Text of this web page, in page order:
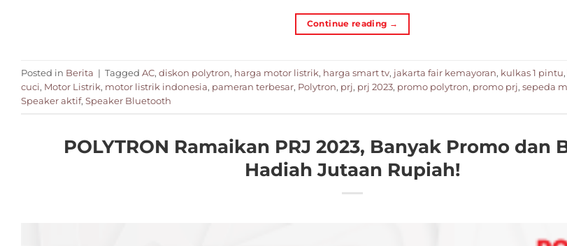
Continue reading →
Posted in Berita | Tagged AC, diskon polytron, harga motor listrik, harga smart tv, jakarta fair kemayoran, kulkas 1 pintu,
cuci, Motor Listrik, motor listrik indonesia, pameran terbesar, Polytron, prj, prj 2023, promo polytron, promo prj, sepeda
Speaker aktif, Speaker Bluetooth
POLYTRON Ramaikan PRJ 2023, Banyak Promo dan
Hadiah Jutaan Rupiah!